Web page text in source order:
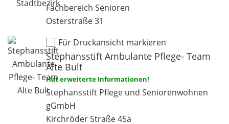
Fachbereich Senioren
Osterstraße 31
Für Druckansicht markieren
Stephansstift Ambulante Pflege- Team
Alte Bult
Hat erweiterte Informationen!
Stephansstift Pflege und Seniorenwohnen
gGmbH
Kirchröder Straße 45a